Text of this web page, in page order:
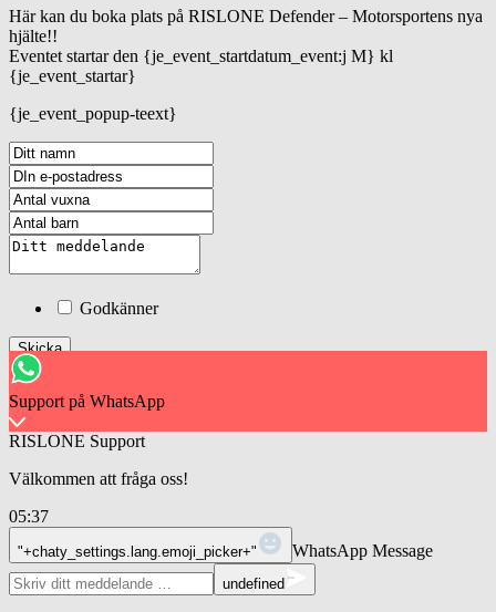
Här kan du boka plats på RISLONE Defender – Motorsportens nya
hjälte!!
Eventet startar den {je_event_startdatum_event:j M} kl
{je_event_startar}
{je_event_popup-teext}
Godkänner
Skicka
Support på WhatsApp
RISLONE Support
Välkommen att fråga oss!
05:37
"+chaty_settings.lang.emoji_picker+" WhatsApp Message
undefined